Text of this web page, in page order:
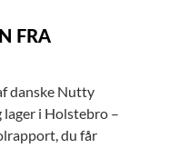
FRA
danske Nutty
lager i Holstebro –
du får